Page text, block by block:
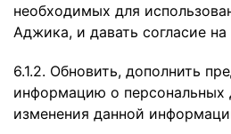
необходимых для
Аджика, и давать согласие на
6.1.2. Обновить, дополнить
информацию о персональных
изменения данной